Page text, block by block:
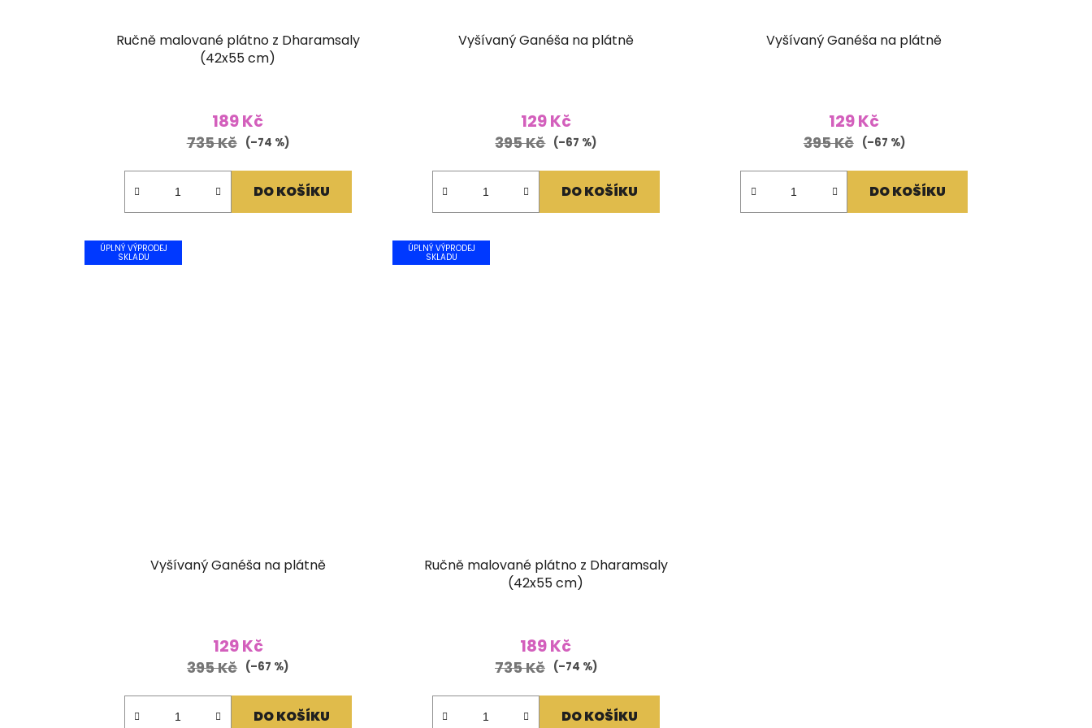
Ručně malované plátno z Dharamsaly
(42x55 cm)
189 Kč
735 Kč (–74 %)
DO KOŠÍKU
Vyšívaný Ganéša na plátně
129 Kč
395 Kč (–67 %)
DO KOŠÍKU
Vyšívaný Ganéša na plátně
129 Kč
395 Kč (–67 %)
DO KOŠÍKU
ÚPLNÝ VÝPRODEJ
SKLADU
Vyšívaný Ganéša na plátně
129 Kč
395 Kč (–67 %)
DO KOŠÍKU
ÚPLNÝ VÝPRODEJ
SKLADU
Ručně malované plátno z Dharamsaly
(42x55 cm)
189 Kč
735 Kč (–74 %)
DO KOŠÍKU